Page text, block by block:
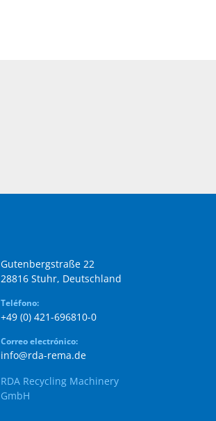
Gutenbergstraße 22
28816 Stuhr, Deutschland
Teléfono:
+49 (0) 421-696810-0
Correo electrónico:
info@rda-rema.de
RDA Recycling Machinery
GmbH